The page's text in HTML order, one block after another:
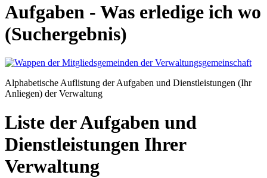
Aufgaben - Was erledige ich wo
(Suchergebnis)
Alphabetische Auflistung der Aufgaben und Dienstleistungen (Ihr
Anliegen) der Verwaltung
Liste der Aufgaben und
Dienstleistungen Ihrer
Verwaltung